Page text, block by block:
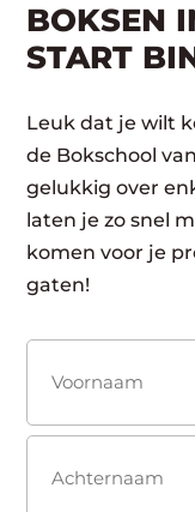
BOKSEN
START
Leuk dat je wilt
de Bokschool
gelukkig over
laten je zo snel
komen voor je
gaten!
(Vereist)
Voornaam